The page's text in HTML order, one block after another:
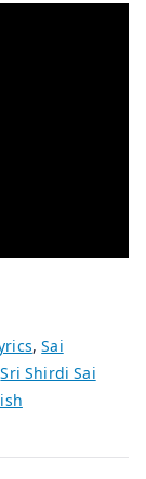
,Sai
Sri Shirdi Sai